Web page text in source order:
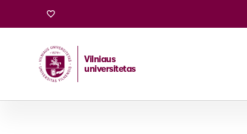
Vilniaus
universitetas